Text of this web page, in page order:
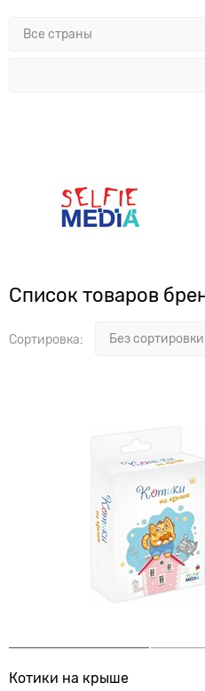
Список товаров
Сортировка:
Котики на крыше